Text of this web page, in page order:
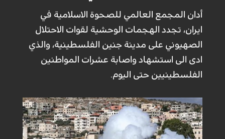
أدان المجمع العالمي للصحوة الاسلامية في
ايران، تجدد الهجمات الوحشية لقوات الاحتلال
الصهيوني على مدينة جنين الفلسطينية، والذي
ادى الى استشهاد واصابة عشرات المواطنين
الفلسطينيين حتى اليوم.